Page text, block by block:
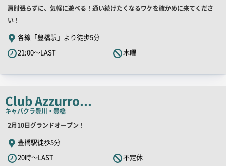
店
舗
PR
キ
ャ
ピ
ー
肩肘張らずに、気軽に遊べる！通い続けたくなるワケを確かめに来てくださ
い！
各線「豊橋駅」より徒歩5分
21:00～LAST
木曜
Club Azzurro...
キャバクラ豊川・豊橋
店
舗
PR
キ
2月10日グランドオープン！
豊橋駅徒歩5分
20時～LAST
不定休